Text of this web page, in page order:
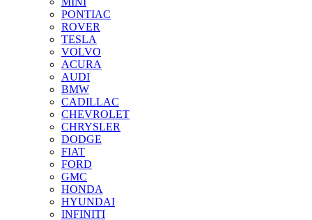
PONTIAC
ROVER
TESLA
VOLVO
ACURA
AUDI
BMW
CADILLAC
CHEVROLET
CHRYSLER
DODGE
FIAT
FORD
GMC
HONDA
HYUNDAI
INFINITI